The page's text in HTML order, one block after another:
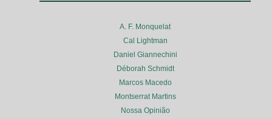
A. F. Monquelat
Cal Lightman
Daniel Giannechini
Déborah Schmidt
Marcos Macedo
Montserrat Martins
Nossa Opinião